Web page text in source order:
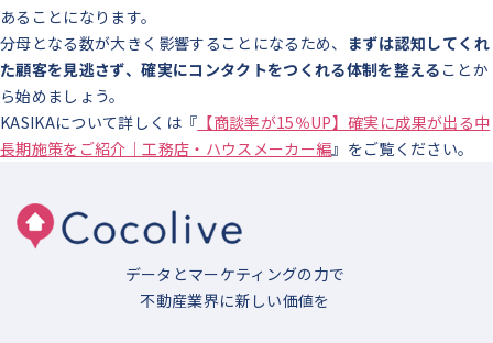
あることになります。
分母となる数が大きく影響することになるため、 まずは認知してくれ
た顧客を見逃さず、確実にコンタクトをつくれる体制を整える ことか
ら始めましょう。
KASIKAについて詳しくは『 【商談率が15％UP】確実に成果が出る中
長期施策をご紹介｜工務店・ハウスメーカー編』をご覧ください。
データとマーケティングの力で
不動産業界に新しい価値を